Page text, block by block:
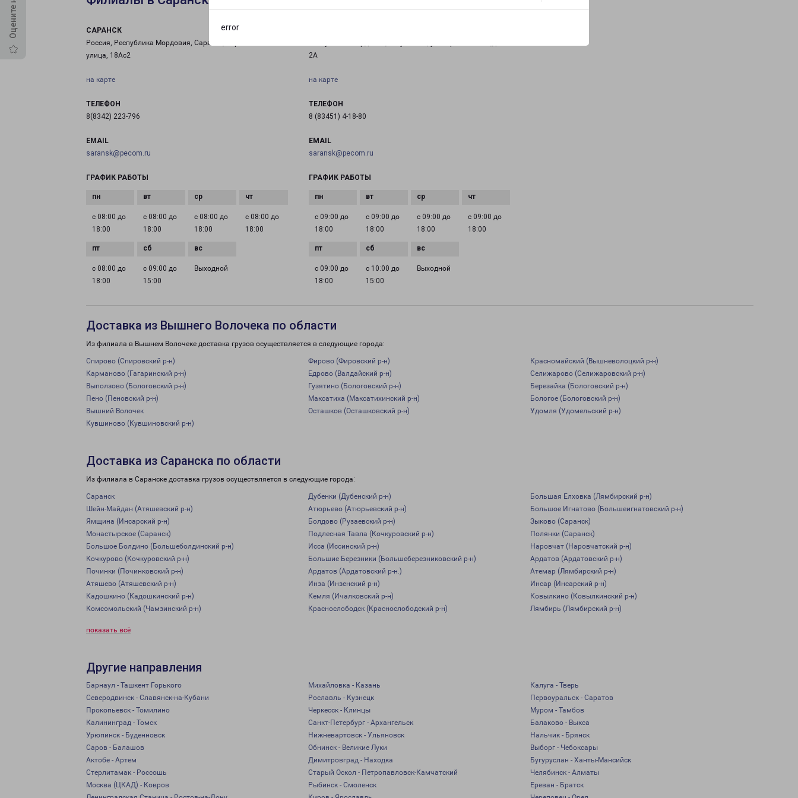
error
САРАНСК
Россия, Республика Мордовия, Саранск, Строительная
улица, 18Ас2
на карте
ТЕЛЕФОН
8(8342) 223-796
EMAIL
saransk@pecom.ru
ГРАФИК РАБОТЫ
с 08:00 до
18:00
с 08:00 до
18:00
с 08:00 до
18:00
с 08:00 до
18:00
с 08:00 до
18:00
с 09:00 до
15:00
Выходной
2А
на карте
ТЕЛЕФОН
8 (83451) 4-18-80
EMAIL
saransk@pecom.ru
ГРАФИК РАБОТЫ
с 09:00 до
18:00
с 09:00 до
18:00
с 09:00 до
18:00
с 09:00 до
18:00
с 09:00 до
18:00
с 10:00 до
15:00
Выходной
Доставка из Вышнего Волочека по области
Из филиала в Вышнем Волочеке доставка грузов осуществляется в следующие города:
Спирово (Спировский р-н) Фирово (Фировский р-н)
Красномайский (Вышневолоцкий р-н)
Карманово (Гагаринский р-н)
Едрово (Валдайский р-н)
Селижарово (Селижаровский р-н)
Выползово (Бологовский р-н)
Гузятино (Бологовский р-н)
Березайка (Бологовский р-н)
Пено (Пеновский р-н)
Максатиха (Максатихинский р-н)
Бологое (Бологовский р-н)
Вышний Волочек
Осташков (Осташковский р-н)
Удомля (Удомельский р-н)
Кувшиново (Кувшиновский р-н)
Доставка из Саранска по области
Из филиала в Саранске доставка грузов осуществляется в следующие города:
Саранск Дубенки (Дубенский р-н)
Большая Елховка (Лямбирский р-н)
Шейн-Майдан (Атяшевский р-н)
Атюрьево (Атюрьевский р-н)
Большое Игнатово (Большеигнатовский р-н)
Ямщина (Инсарский р-н)
Болдово (Рузаевский р-н)
Зыково (Саранск)
Монастырское (Саранск)
Подлесная Тавла (Кочкуровский р-н)
Полянки (Саранск)
Большое Болдино (Большеболдинский р-н)
Исса (Иссинский р-н)
Наровчат (Наровчатский р-н)
Кочкурово (Кочкуровский р-н)
Большие Березники (Большеберезниковский р-н)
Ардатов (Ардатовский р-н)
Починки (Починковский р-н)
Ардатов (Ардатовский р-н.)
Атемар (Лямбирский р-н)
Атяшево (Атяшевский р-н)
Инза (Инзенский р-н)
Инсар (Инсарский р-н)
Кадошкино (Кадошкинский р-н)
Кемля (Ичалковский р-н)
Ковылкино (Ковылкинский р-н)
Комсомольский (Чамзинский р-н)
Краснослободск (Краснослободский р-н) Лямбирь (Лямбирский р-н)
показать всё
Другие направления
Барнаул - Ташкент Горького Михайловка - Казань
Калуга - Тверь
Северодвинск - Славянск-на-Кубани
Рославль - Кузнецк
Первоуральск - Саратов
Прокопьевск - Томилино
Черкесск - Клинцы
Муром - Тамбов
Калининград - Томск
Санкт-Петербург - Архангельск
Балаково - Выкса
Урюпинск - Буденновск
Нижневартовск - Ульяновск
Нальчик - Брянск
Саров - Балашов
Обнинск - Великие Луки
Выборг - Чебоксары
Актобе - Артем
Димитровград - Находка
Бугуруслан - Ханты-Мансийск
Стерлитамак - Россошь
Старый Оскол - Петропавловск-Камчатский
Челябинск - Алматы
Москва (ЦКАД) - Ковров
Рыбинск - Смоленск
Ереван - Братск